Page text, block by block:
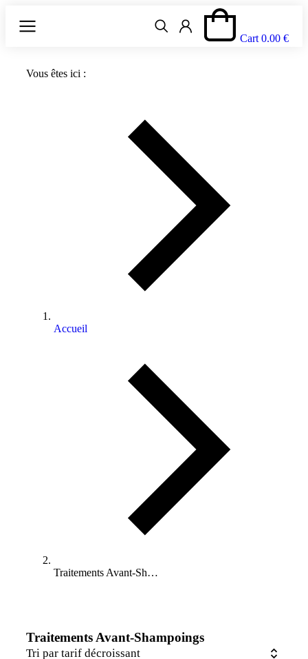
Cart 0.00 €
Vous êtes ici :
Accueil
Traitements Avant-Sh…
Traitements Avant-Shampoings